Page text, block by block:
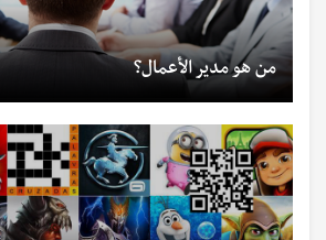
من هو مدير الأعمال؟